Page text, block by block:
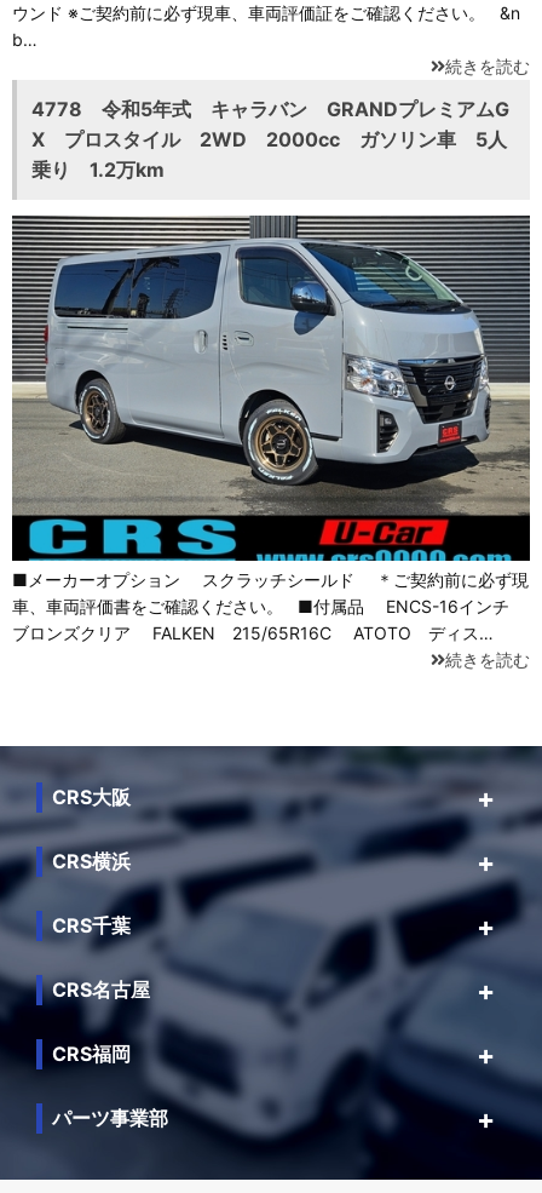
ウンド ※ご契約前に必ず現車、車両評価証をご確認ください。 &n
b…
続きを読む
4778 令和5年式 キャラバン GRANDプレミアムG
X プロスタイル 2WD 2000cc ガソリン車 5人
乗り 1.2万km
■メーカーオプション スクラッチシールド ＊ご契約前に必ず現
車、車両評価書をご確認ください。 ■付属品 ENCS-16インチ
ブロンズクリア FALKEN 215/65R16C ATOTO ディス…
続きを読む
CRS大阪
CRS横浜
CRS千葉
CRS名古屋
CRS福岡
パーツ事業部